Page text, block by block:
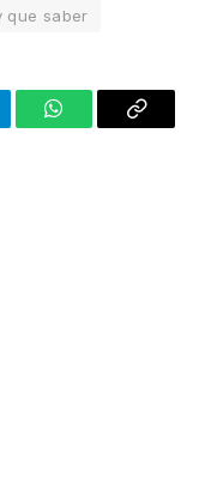
que saber
WhatsAppCopy